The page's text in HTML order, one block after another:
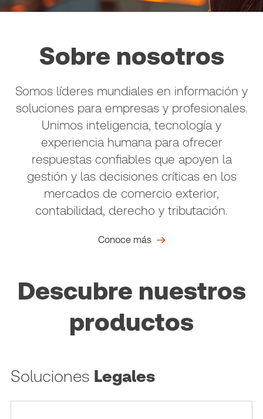
Sobre nosotros
Somos líderes mundiales en información y
soluciones para empresas y profesionales.
Unimos inteligencia, tecnología y
experiencia humana para ofrecer
respuestas confiables que apoyen la
gestión y las decisiones críticas en los
mercados de comercio exterior,
contabilidad, derecho y tributación.
Conoce más
Descubre nuestros
productos
Soluciones Legales